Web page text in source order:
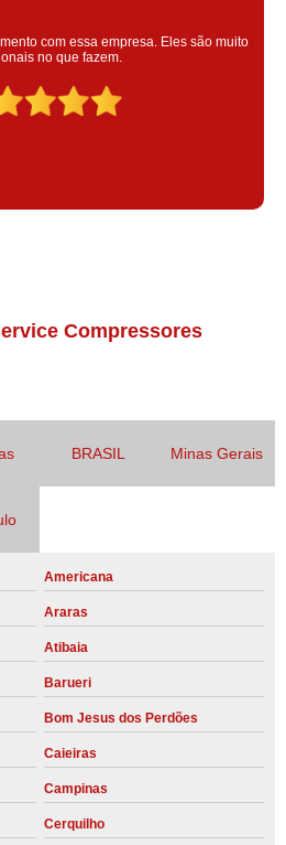
prestado, atendimento muito bom!
destaque para o colaborador
excelente profissional!
Compressores
BRASIL Minas Gerais
Americana
Araras
Atibaia
Barueri
Bom Jesus dos Perdões
Caieiras
Campinas
Cerquilho